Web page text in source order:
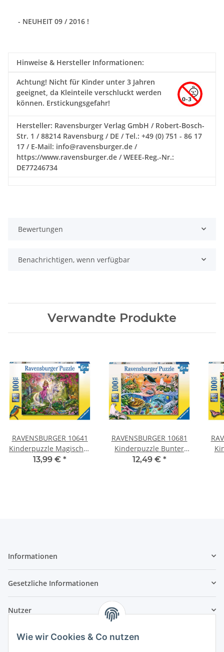
Wie wir Cookies & Co nutzen
- NEUHEIT 09 / 2016 !
Hinweise & Hersteller Informationen:
Achtung! Nicht für Kinder unter 3 Jahren
geeignet, da Kleinteile verschluckt werden
können. Erstickungsgefahr!
Hersteller: Ravensburger Verlag GmbH / Robert-Bosch-
Str. 1 / 88214 Ravensburg / DE / Tel.: +49 (0) 751 - 86 17
17 / E-Mail: info@ravensburger.de /
https://www.ravensburger.de / WEEE-Reg.-Nr.:
DE77246734
Bewertungen
Benachrichtigen, wenn verfügbar
Verwandte Produkte
RAVENSBURGER 10641
Kinderpuzzle Magischer
Ausritt 100 Teile
13,99 € *
RAVENSBURGER 10681
Kinderpuzzle Bunter
Ozean
12,49 € *
Informationen
Gesetzliche Informationen
Nutzer